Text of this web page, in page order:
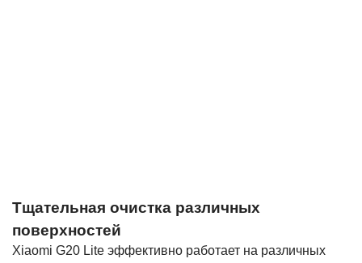
Тщательная очистка различных
поверхностей
Xiaomi G20 Lite эффективно работает на различных